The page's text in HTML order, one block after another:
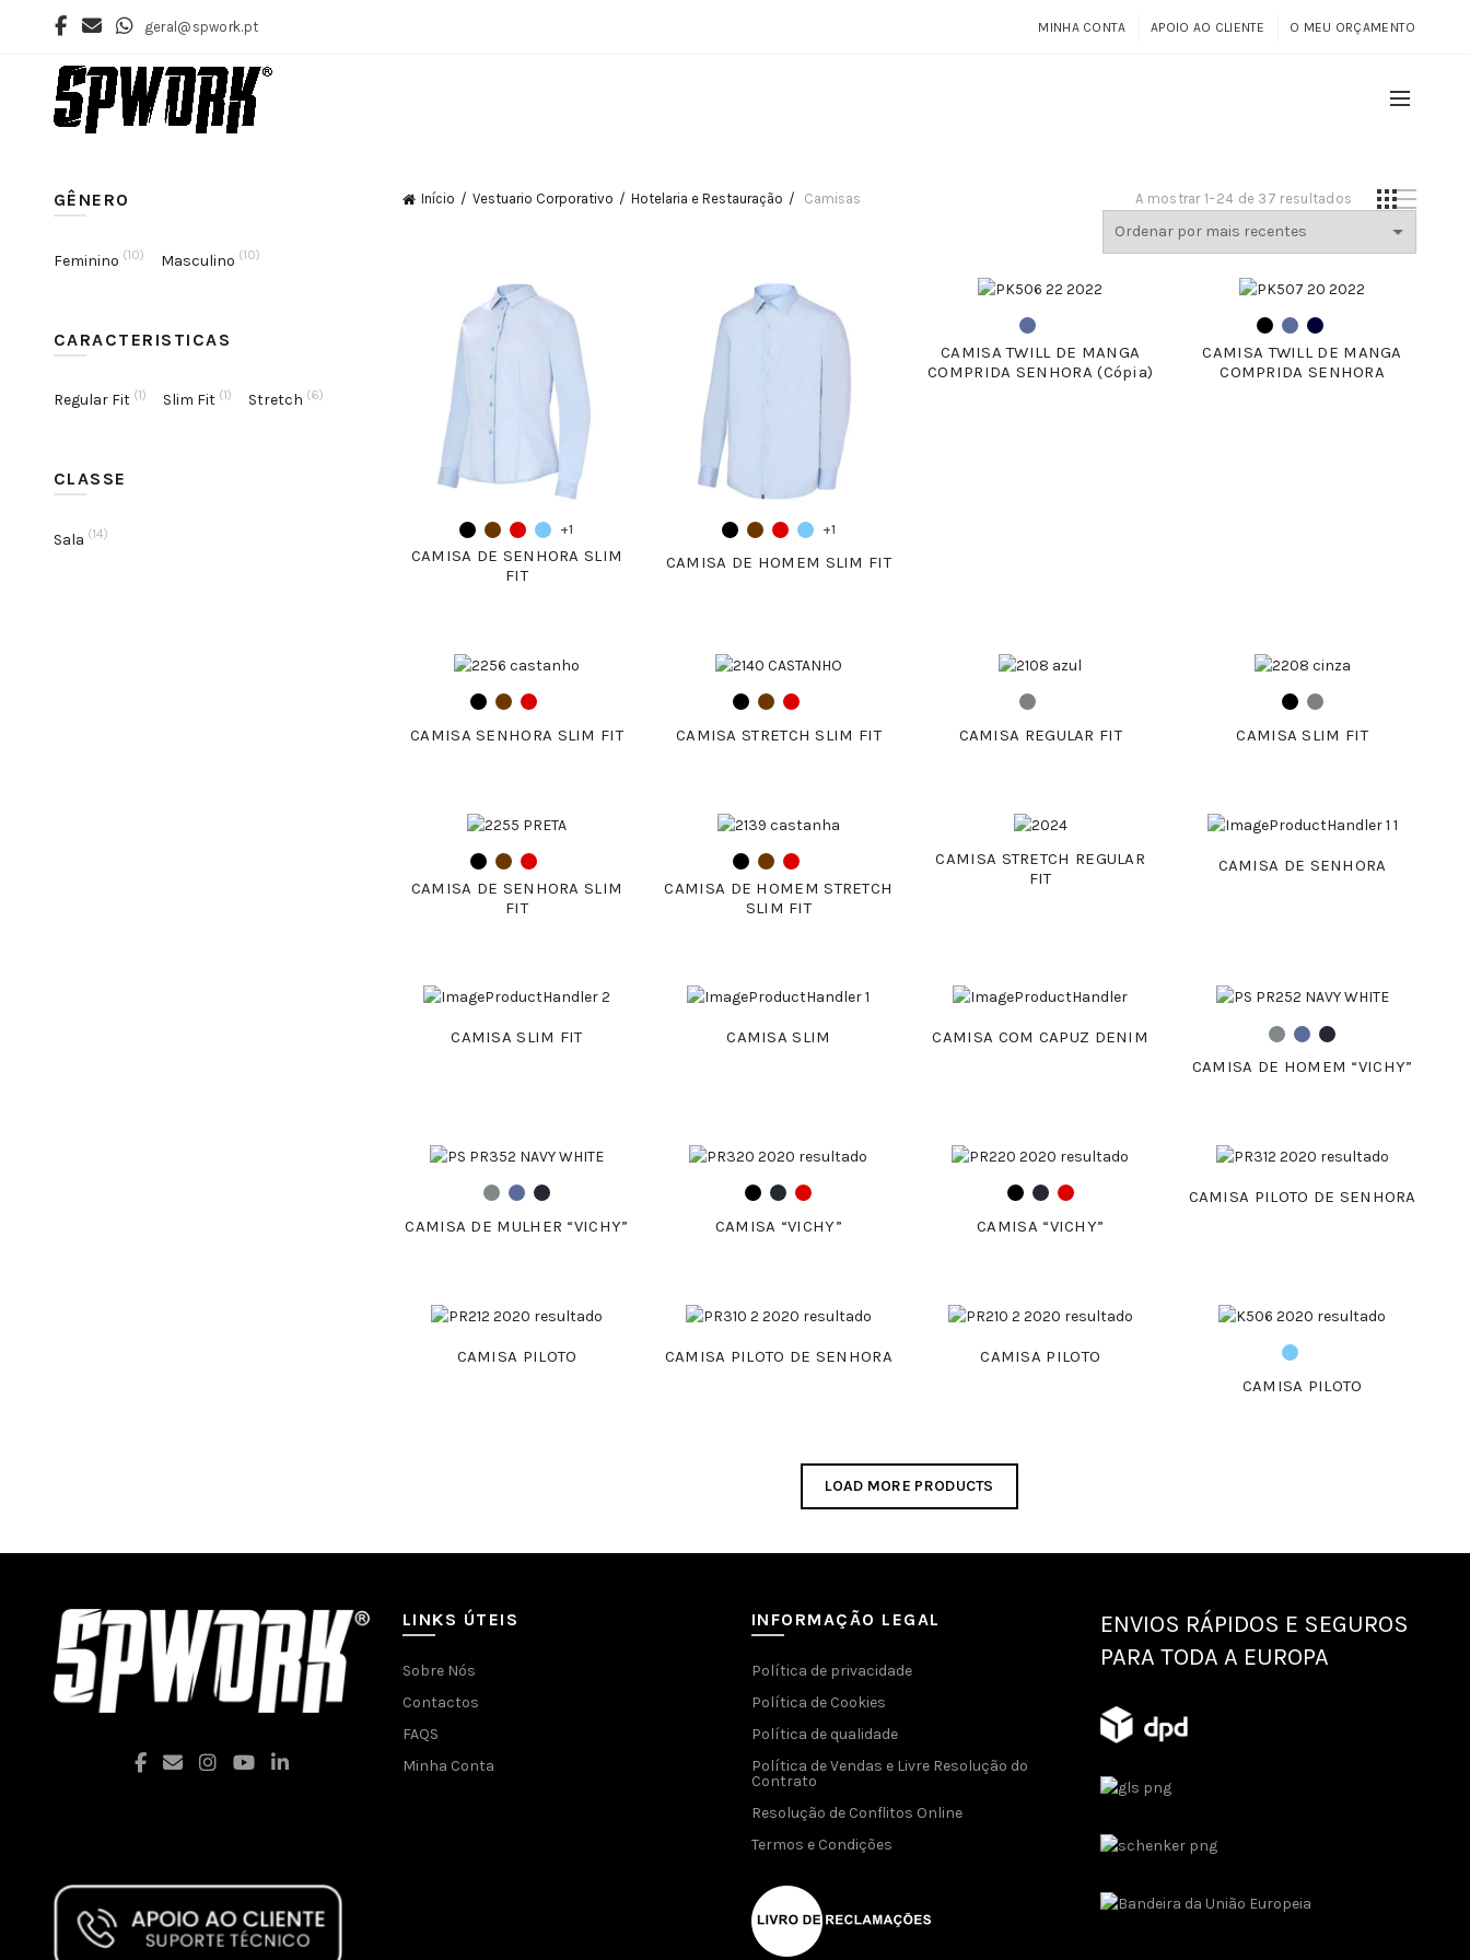
geral@spwork.pt MINHA CONTA APOIO AO CLIENTE O MEU ORÇAMENTO
Início Vestuario Corporativo Hotelaria e Restauração Camisas A mostrar 1–24 de 37 resultados Ordenado
+1
CAMISA DE SENHORA SLIM
FIT
+1
CAMISA DE HOMEM SLIM FIT
CAMISA TWILL DE MANGA
COMPRIDA SENHORA (Cópia)
CAMISA TWILL DE MANGA
COMPRIDA SENHORA
CAMISA SENHORA SLIM FIT CAMISA STRETCH SLIM FIT CAMISA REGULAR FIT CAMISA SLIM FIT
CAMISA DE SENHORA SLIM
FIT
CAMISA DE HOMEM STRETCH
SLIM FIT
CAMISA STRETCH REGULAR
FIT
CAMISA DE SENHORA
CAMISA SLIM FIT CAMISA SLIM
CAMISA COM CAPUZ DENIM
CAMISA DE HOMEM “VICHY”
CAMISA DE MULHER “VICHY” CAMISA “VICHY” CAMISA “VICHY”
CAMISA PILOTO DE SENHORA
CAMISA PILOTO CAMISA PILOTO DE SENHORA
CAMISA PILOTO
CAMISA PILOTO
LOAD MORE PRODUCTS
GÊNERO
Feminino (10) Masculino (10)
CARACTERISTICAS
Regular Fit (1) Slim Fit (1) Stretch (6)
CLASSE
Sala (14)
LINKS ÚTEIS
Sobre Nós
Contactos
FAQS
Minha Conta
INFORMAÇÃO LEGAL
Política de privacidade
Política de Cookies
Política de qualidade
Política de Vendas e Livre Resolução do
Contrato
Resolução de Conflitos Online
Termos e Condições
ENVIOS RÁPIDOS E SEGUROS
PARA TODA A EUROPA